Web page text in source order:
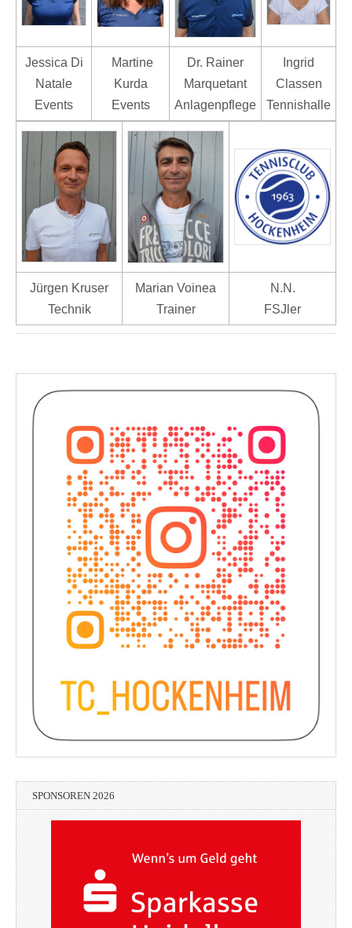
Jessica Di
Natale
Events
Martine
Kurda
Events
Dr. Rainer
Marquetant
Anlagenpflege
Ingrid
Classen
Tennishalle
Jürgen Kruser
Technik
Marian Voinea
Trainer
N.N.
FSJler
SPONSOREN 2026